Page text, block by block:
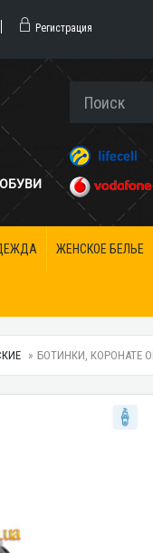
Регистрация
ЖЕНСКОЕ БЕЛЬЕ
БОТИНКИ, КОРОНАТЕ